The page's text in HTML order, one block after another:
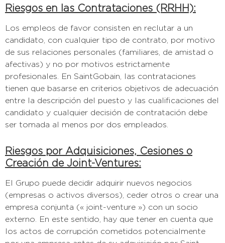
Riesgos en las Contrataciones (RRHH):
Los empleos de favor consisten en reclutar a un
candidato, con cualquier tipo de contrato, por motivo
de sus relaciones personales (familiares, de amistad o
afectivas) y no por motivos estrictamente
profesionales. En SaintGobain, las contrataciones
tienen que basarse en criterios objetivos de adecuación
entre la descripción del puesto y las cualificaciones del
candidato y cualquier decisión de contratación debe
ser tomada al menos por dos empleados.
Riesgos por Adquisiciones, Cesiones o
Creación de Joint-Ventures:
El Grupo puede decidir adquirir nuevos negocios
(empresas o activos diversos), ceder otros o crear una
empresa conjunta (« joint-venture ») con un socio
externo. En este sentido, hay que tener en cuenta que
los actos de corrupción cometidos potencialmente